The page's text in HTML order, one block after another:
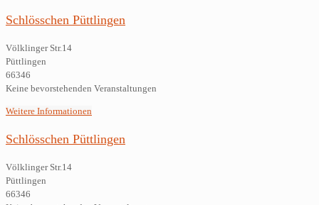
Schlösschen Püttlingen
Völklinger Str.14
Püttlingen
66346
Keine bevorstehenden Veranstaltungen
Weitere Informationen
Schlösschen Püttlingen
Völklinger Str.14
Püttlingen
66346